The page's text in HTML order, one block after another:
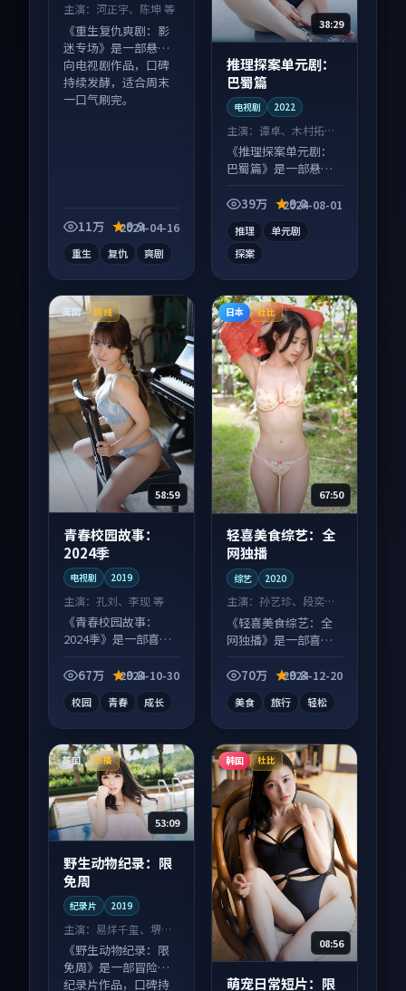
主演： 河正宇、陈坤 等
《重生复仇爽剧：影
迷专场》是一部悬疑
向电视剧作品，口碑
持续发酵，适合周末
一口气刷完。
11万 9.9
2024-04-16
重生 复仇 爽剧
38:29
推理探案单元剧：
巴蜀篇
电视剧 2022
主演：谭卓、木村拓哉
等
《推理探案单元剧：
巴蜀篇》是一部悬疑
大屏端观看，细节更
39万 9.8
2024-08-01
推理
单元剧
探案
英国 院线
58:59
青春校园故事：
2024季
电视剧 2019
主演： 孔刘、李现 等
《青春校园故事：
2024季》是一部喜剧
物成长为内核，情感
67万 9.8
2024-10-30
校园 青春 成长
日本 杜比
67:50
轻喜美食综艺：全
网独播
综艺 2020
主演：孙艺珍、段奕宏
等
《轻喜美食综艺：全
网独播》是一部喜剧
成长为内核，情感戏
70万 9.8
2024-12-20
美食 旅行 轻松
英国 热播
53:09
野生动物纪录：限
免周
纪录片 2019
主演： 易烊千玺、堺雅
人 等
《野生动物纪录：限
免周》是一部冒险向
纪录片作品，口碑持
韩国 杜比
08:56
萌宠日常短片：限